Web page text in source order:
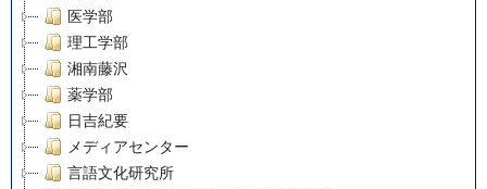
医学部
理工学部
湘南藤沢
薬学部
日吉紀要
メディアセンター
言語文化研究所